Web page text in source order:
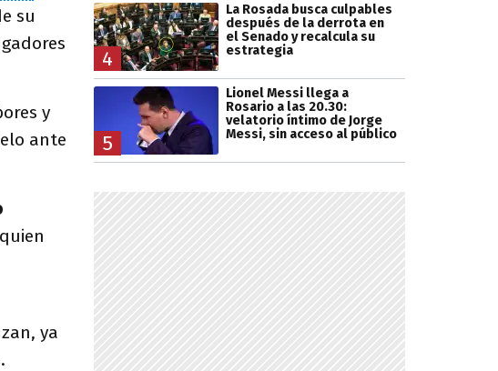
su
y
ante
quien
ya
4
La Rosada busca culpables
después de la derrota en
el Senado y recalcula su
estrategia
5
Lionel Messi llega a
Rosario a las 20.30:
velatorio íntimo de Jorge
Messi, sin acceso al público